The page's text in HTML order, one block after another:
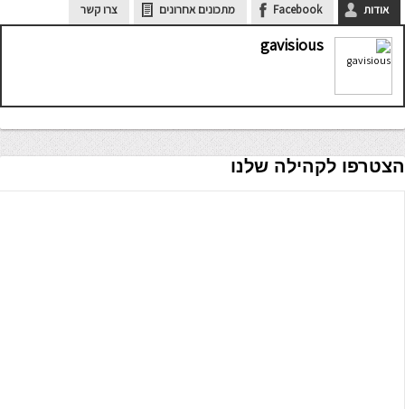
אודות Facebook מתכונים אחרונים צרו קשר
gavisious
הצטרפו לקהילה שלנו